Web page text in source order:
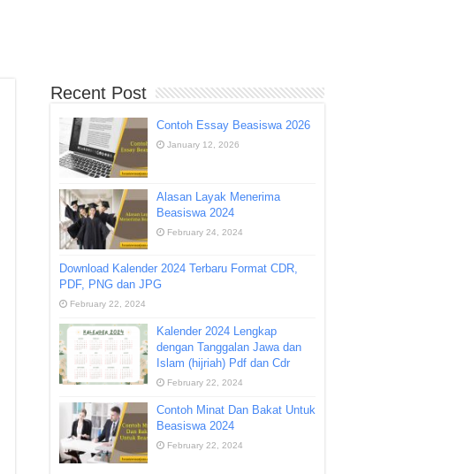
Recent Post
Contoh Essay Beasiswa 2026
January 12, 2026
Alasan Layak Menerima
Beasiswa 2024
February 24, 2024
Download Kalender 2024 Terbaru Format CDR,
PDF, PNG dan JPG
February 22, 2024
Kalender 2024 Lengkap
dengan Tanggalan Jawa dan
Islam (hijriah) Pdf dan Cdr
February 22, 2024
Contoh Minat Dan Bakat Untuk
Beasiswa 2024
February 22, 2024